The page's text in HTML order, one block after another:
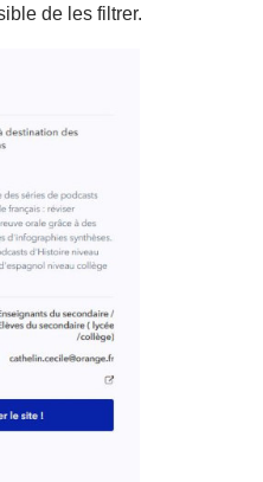
de les filtrer.